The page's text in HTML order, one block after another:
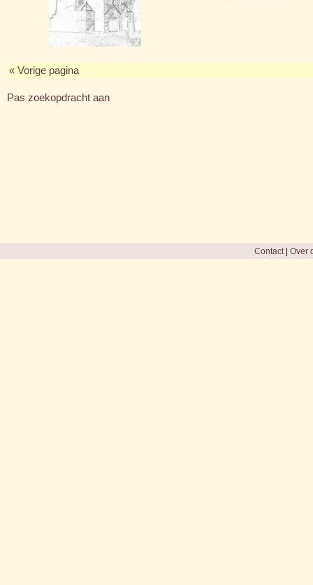
« Vorige pagina
Pas zoekopdracht aan
Contact| Over